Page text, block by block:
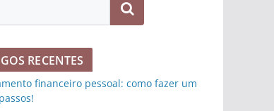
Pesquisar
RECENTES
financeiro pessoal: como fazer um